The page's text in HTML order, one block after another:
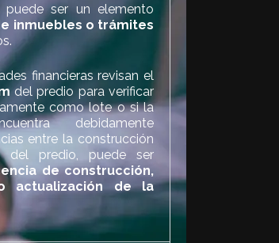
ser un elemento
inmuebles o trámites
financieras revisan el
del predio para verificar
como lote o si la
debidamente
entre la construcción
del predio, puede ser
de construcción,
actualización de la